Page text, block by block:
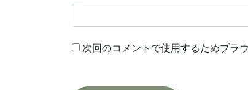
次回のコメントで使用するためブラ